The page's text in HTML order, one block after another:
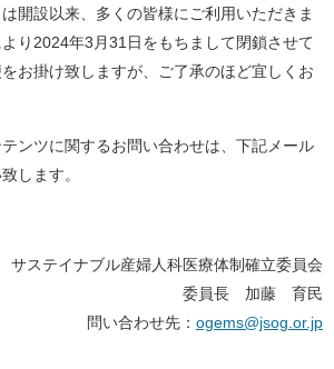
は開設以来、多くの皆様にご利用いただきま
り2024年3月31日をもちまして閉鎖させて
お掛け致しますが、ご了承のほど宜しくお
ンツに関するお問い合わせは、下記メール
します。
サステイナブル産婦人科医療体制確立委員会
委員長 加藤 育民
問い合わせ先： ogems@jsog.or.jp